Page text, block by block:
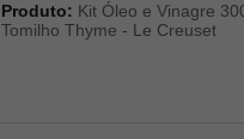
Produto: Kit Óleo e Vinagre
Tomilho Thyme - Le Creuset